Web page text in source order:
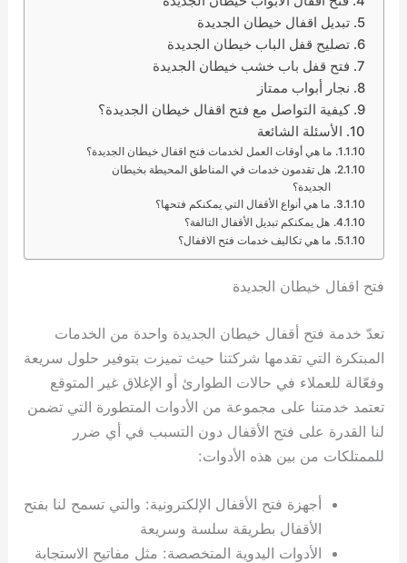
تبديل اقفال خيطان الجديدة
تصليح قفل الباب خيطان الجديدة
فتح قفل باب خشب خيطان الجديدة
نجار أبواب ممتاز
كيفية التواصل مع فتح اقفال خيطان الجديدة؟
الأسئلة الشائعة
ما هي أوقات العمل لخدمات فتح اقفال خيطان الجديدة؟
هل تقدمون خدمات في المناطق المحيطة بخيطان
الجديدة؟
ما هي أنواع الأقفال التي يمكنكم فتحها؟
هل يمكنكم تبديل الأقفال التالفة؟
ما هي تكاليف خدمات فتح الاقفال؟
فتح اقفال خيطان الجديدة
تعدّ خدمة فتح أقفال خيطان الجديدة واحدة من الخدمات
المبتكرة التي تقدمها شركتنا حيث تميزت بتوفير حلول سريعة
وفعّالة للعملاء في حالات الطوارئ أو الإغلاق غير المتوقع
تعتمد خدمتنا على مجموعة من الأدوات المتطورة التي تضمن
لنا القدرة على فتح الأقفال دون التسبب في أي ضرر
للممتلكات من بين هذه الأدوات:
أجهزة فتح الأقفال الإلكترونية: والتي تسمح لنا بفتح
الأقفال بطريقة سلسة وسريعة
الأدوات اليدوية المتخصصة: مثل مفاتيح الاستجابة